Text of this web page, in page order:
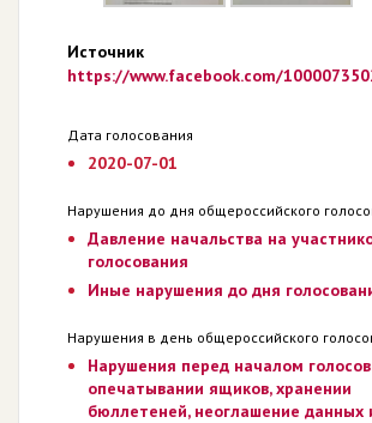
Источник
https://www.facebook.com/
Дата голосования
2020-07-01
Нарушения до дня общероссийского
Давление начальства на
голосования
Иные нарушения до дня
Нарушения в день общероссийского
Нарушения перед началом
опечатывании ящиков, хранении
бюллетеней, неоглашение данных